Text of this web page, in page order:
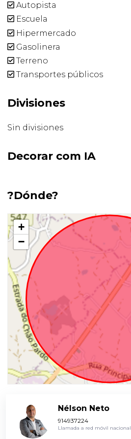
Autopista
Escuela
Hipermercado
Gasolinera
Terreno
Transportes públicos
Divisiones
Sin divisiones
Decorar com IA
?Dónde?
+
−
Nélson Neto
914937224
Llamada a red móvil nacional